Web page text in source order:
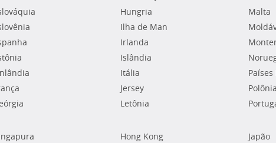
Hungria
Ilha de Man
Irlanda
Islândia
Itália
Jersey
Letônia
Malta
Polônia
Hong Kong
Japão